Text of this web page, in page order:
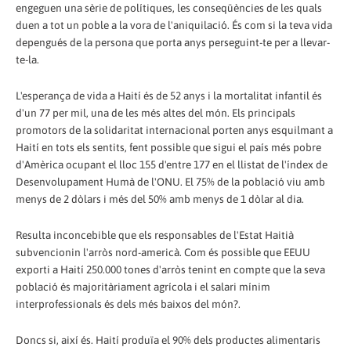
engeguen una sèrie de polítiques, les conseqüències de les quals
duen a tot un poble a la vora de l'aniquilació. És com si la teva vida
depengués de la persona que porta anys perseguint-te per a llevar-
te-la.
L'esperança de vida a Haití és de 52 anys i la mortalitat infantil és
d'un 77 per mil, una de les més altes del món. Els principals
promotors de la solidaritat internacional porten anys esquilmant a
Haití en tots els sentits, fent possible que sigui el país més pobre
d'Amèrica ocupant el lloc 155 d'entre 177 en el llistat de l'índex de
Desenvolupament Humà de l'ONU. El 75% de la població viu amb
menys de 2 dòlars i més del 50% amb menys de 1 dòlar al dia.
Resulta inconcebible que els responsables de l'Estat Haitià
subvencionin l'arròs nord-americà. Com és possible que EEUU
exporti a Haití 250.000 tones d'arròs tenint en compte que la seva
població és majoritàriament agrícola i el salari mínim
interprofessionals és dels més baixos del món?.
Doncs si, així és. Haití produïa el 90% dels productes alimentaris